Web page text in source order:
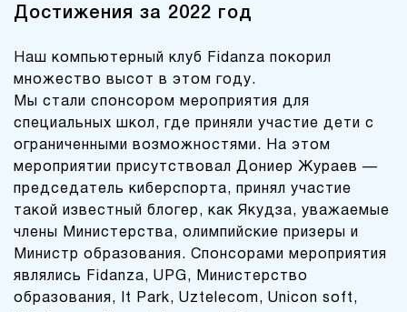
Достижения за 2022 год
Наш компьютерный клуб Fidanza покорил
множество высот в этом году.
Мы стали спонсором мероприятия для
специальных школ, где приняли участие дети с
ограниченными возможностями. На этом
мероприятии присутствовал Дониер Жураев —
председатель киберспорта, принял участие
такой известный блогер, как Якудза, уважаемые
члены Министерства, олимпийские призеры и
Министр образования. Спонсорами мероприятия
являлись Fidanza, UPG, Министерство
образования, It Park, Uztelecom, Unicon soft,